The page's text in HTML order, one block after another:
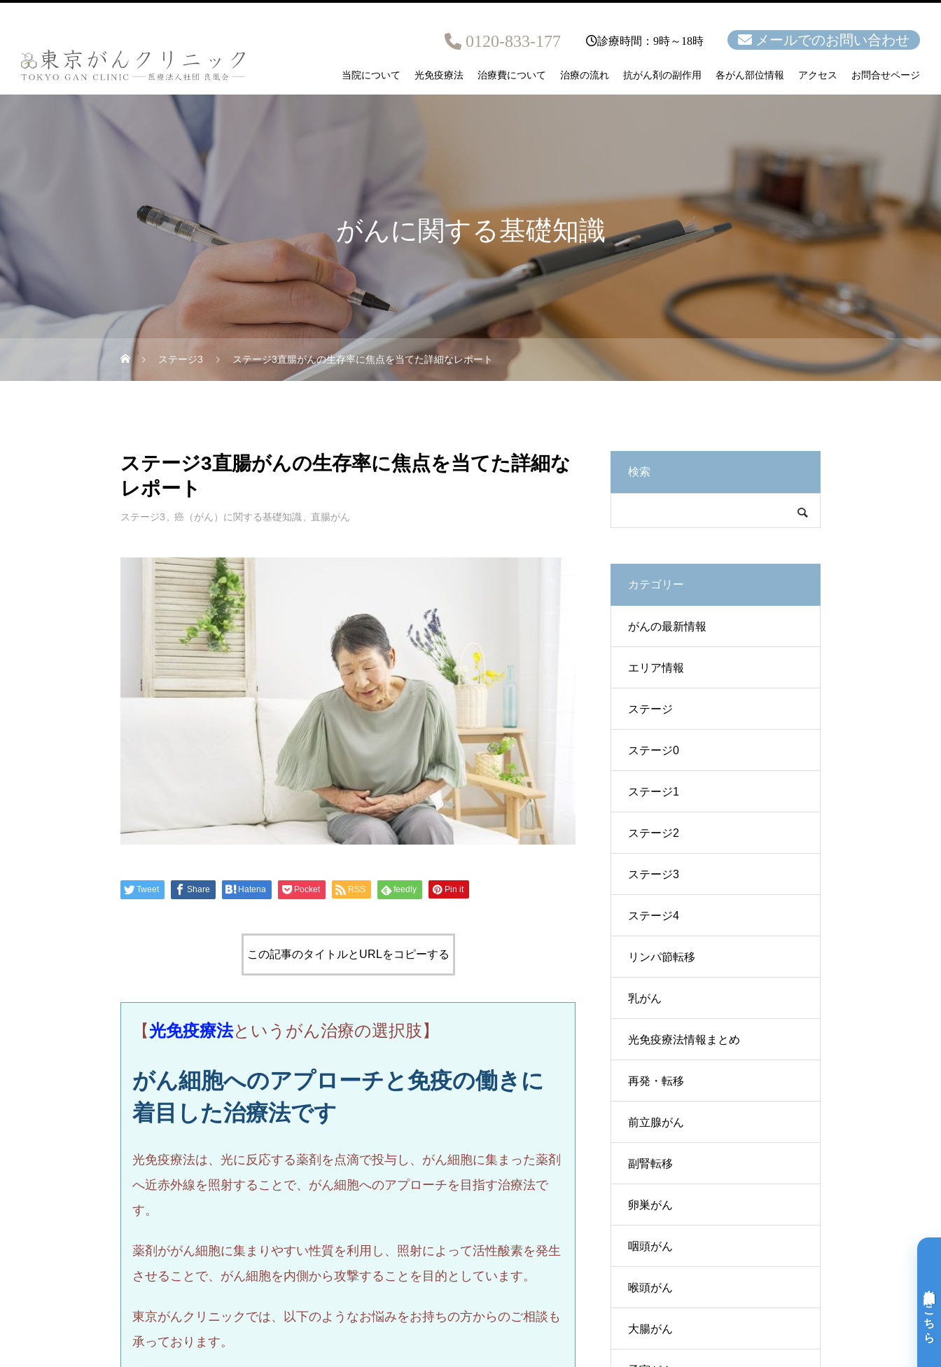
0120-833-177 診療時間：9時～18時 メールでのお問い合わせ
当院について 光免疫療法 治療費について 治療の流れ 抗がん剤の副作用 各がん部位情報 アクセス お問合せページ
がんに関する基礎知識
ステージ3 ステージ3直腸がんの生存率に焦点を当てた詳細なレポート
ステージ3直腸がんの生存率に焦点を当てた詳細な
レポート
ステージ3 癌（がん）に関する基礎知識 直腸がん
Tweet Share Hatena Pocket RSS feedly Pin it
この記事のタイトルとURLをコピーする
【光免疫療法というがん治療の選択肢】
がん細胞へのアプローチと免疫の働きに
着目した治療法です
光免疫療法は、光に反応する薬剤を点滴で投与し、がん細胞に集まった薬剤
へ近赤外線を照射することで、がん細胞へのアプローチを目指す治療法で
す。
薬剤ががん細胞に集まりやすい性質を利用し、照射によって活性酸素を発生
させることで、がん細胞を内側から攻撃することを目的としています。
東京がんクリニックでは、以下のようなお悩みをお持ちの方からのご相談も
承っております。
検索
カテゴリー
がんの最新情報
エリア情報
ステージ
ステージ0
ステージ1
ステージ2
ステージ3
ステージ4
リンパ節転移
乳がん
光免疫療法情報まとめ
再発・転移
前立腺がん
副腎転移
卵巣がん
咽頭がん
喉頭がん
大腸がん 光免疫療法詳細はこちら